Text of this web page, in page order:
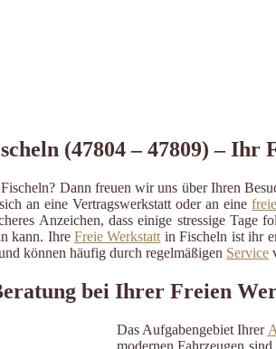
(47804 – 47809) – Ihr
Dann freuen wir uns über Ihren
an eine Vertragswerkstatt oder an eine
Anzeichen, dass einige stressige
kann. Ihre Freie Werkstatt in Fischeln ist ihr
können häufig durch regelmäßigen Service
bei Ihrer Freien
Das Aufgabengebiet Ihrer
modernen Fahrzeugen